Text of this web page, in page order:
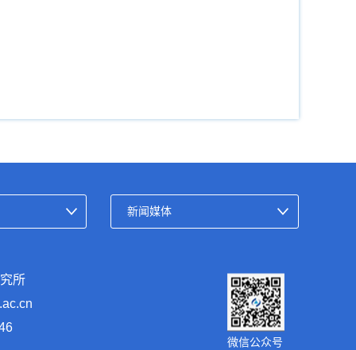
所
微信公众号